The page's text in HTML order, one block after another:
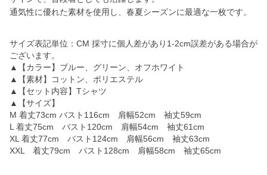
通気性に優れた素材を使用し、春夏シーズンに最適な一枚です。
サイズ表記単位：CM 採寸に個人差があり1-2cm誤差がある場合が
ございます。
▲【カラー】ブルー、グリーン、オフホワイト
▲【素材】コットン、ポリエステル
▲【セット内容】Tシャツ
▲【サイズ】
M 着丈73cm バスト116cm 肩幅52cm 袖丈59cm
L 着丈75cm バスト120cm 肩幅54cm 袖丈61cm
XL 着丈77cm バスト124cm 肩幅56cm 袖丈63cm
XXL 着丈79cm バスト128cm 肩幅58cm 袖丈65cm